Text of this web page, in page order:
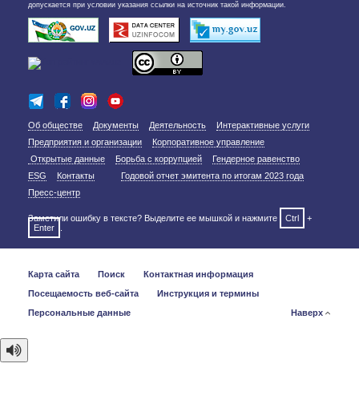
допускается при условии указания ссылки на источник такой информации.
Об обществе Документы Деятельность
Интерактивные услуги
Предприятия и организации
Корпоративное управление
Открытые данные
Борьба с коррупцией
Гендерное равенство
ESG
Контакты
Годовой отчет эмитента по итогам 2023 года
Пресс-центр
Заметили ошибку в тексте? Выделите ее мышкой и нажмите Ctrl
+
Enter
Карта сайта Поиск
Контактная информация
Посещаемость веб-сайта
Инструкция и термины
Персональные данные
Наверх